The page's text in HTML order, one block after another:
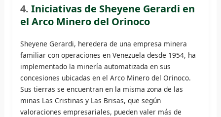
4. Iniciativas de Sheyene Gerardi en
el Arco Minero del Orinoco
Sheyene Gerardi, heredera de una empresa minera
familiar con operaciones en Venezuela desde 1954, ha
implementado la minería automatizada en sus
concesiones ubicadas en el Arco Minero del Orinoco.
Sus tierras se encuentran en la misma zona de las
minas Las Cristinas y Las Brisas, que según
valoraciones empresariales, pueden valer más de